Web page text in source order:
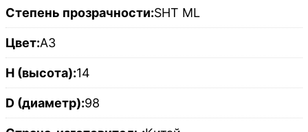
Степень прозрачности:SHT ML
Цвет:A3
H (высота):14
D (диаметр):98